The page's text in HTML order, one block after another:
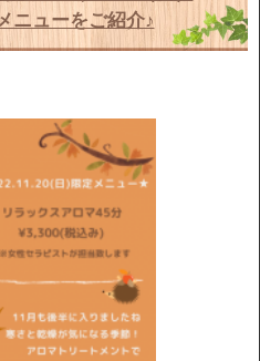
ニューをご紹介♪